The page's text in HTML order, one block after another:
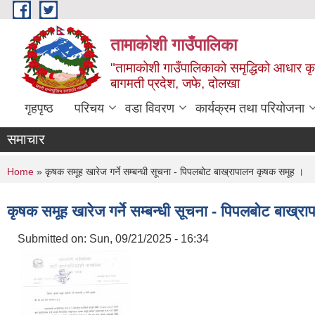
Skip to main content
तामाकोशी गाउँपालिका
"तामाकोशी गाउँपालिकाको समृद्धिको आधार
बागमती प्रदेश, जफे, दोलखा
गृहपृष्ठ परिचय वडा विवरण कार्यक्रम तथा परियोजना
समाचार
You are here
Home » कृषक समूह खारेज गर्ने सम्बन्धी सूचना - पिपलबोट बाख्रापालन कृषक समूह ।
कृषक समूह खारेज गर्ने सम्बन्धी सूचना - पिपलबोट
Submitted on: Sun, 09/21/2025 - 16:34